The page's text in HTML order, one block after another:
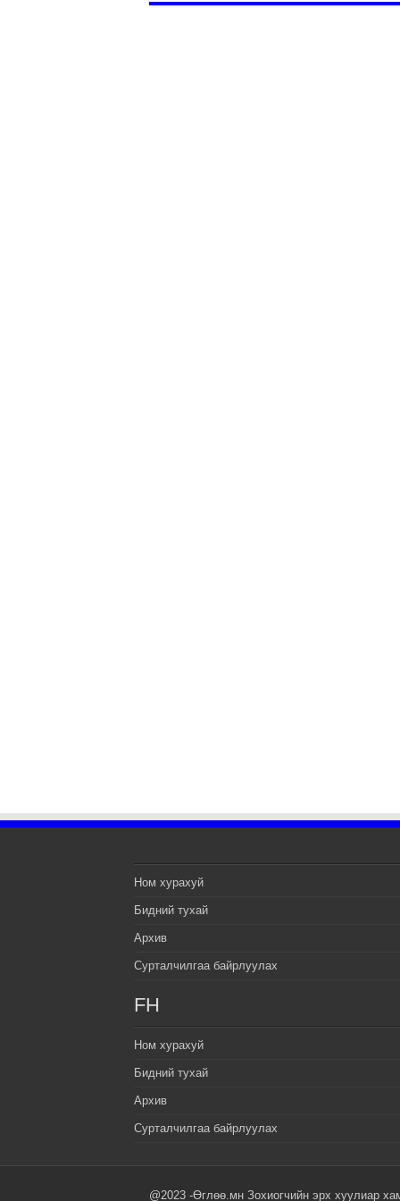
Ном хурахуй
Бидний тухай
Архив
Сурталчилгаа байрлуулах
FH
Ном хурахуй
Бидний тухай
Архив
Сурталчилгаа байрлуулах
@2023 -Өглөө.мн Зохиогчийн эрх хуулиар